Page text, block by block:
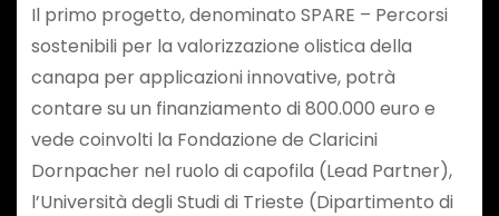
Il primo progetto, denominato SPARE – Percorsi
sostenibili per la valorizzazione olistica della
canapa per applicazioni innovative, potrà
contare su un finanziamento di 800.000 euro e
vede coinvolti la Fondazione de Claricini
Dornpacher nel ruolo di capofila (Lead Partner),
l’Università degli Studi di Trieste (Dipartimento di